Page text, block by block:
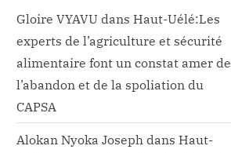
Gloire VYAVU dans Haut-Uélé:Les
experts de l’agriculture et sécurité
alimentaire font un constat amer de
l’abandon et de la spoliation du
CAPSA
Alokan Nyoka Joseph dans Haut-